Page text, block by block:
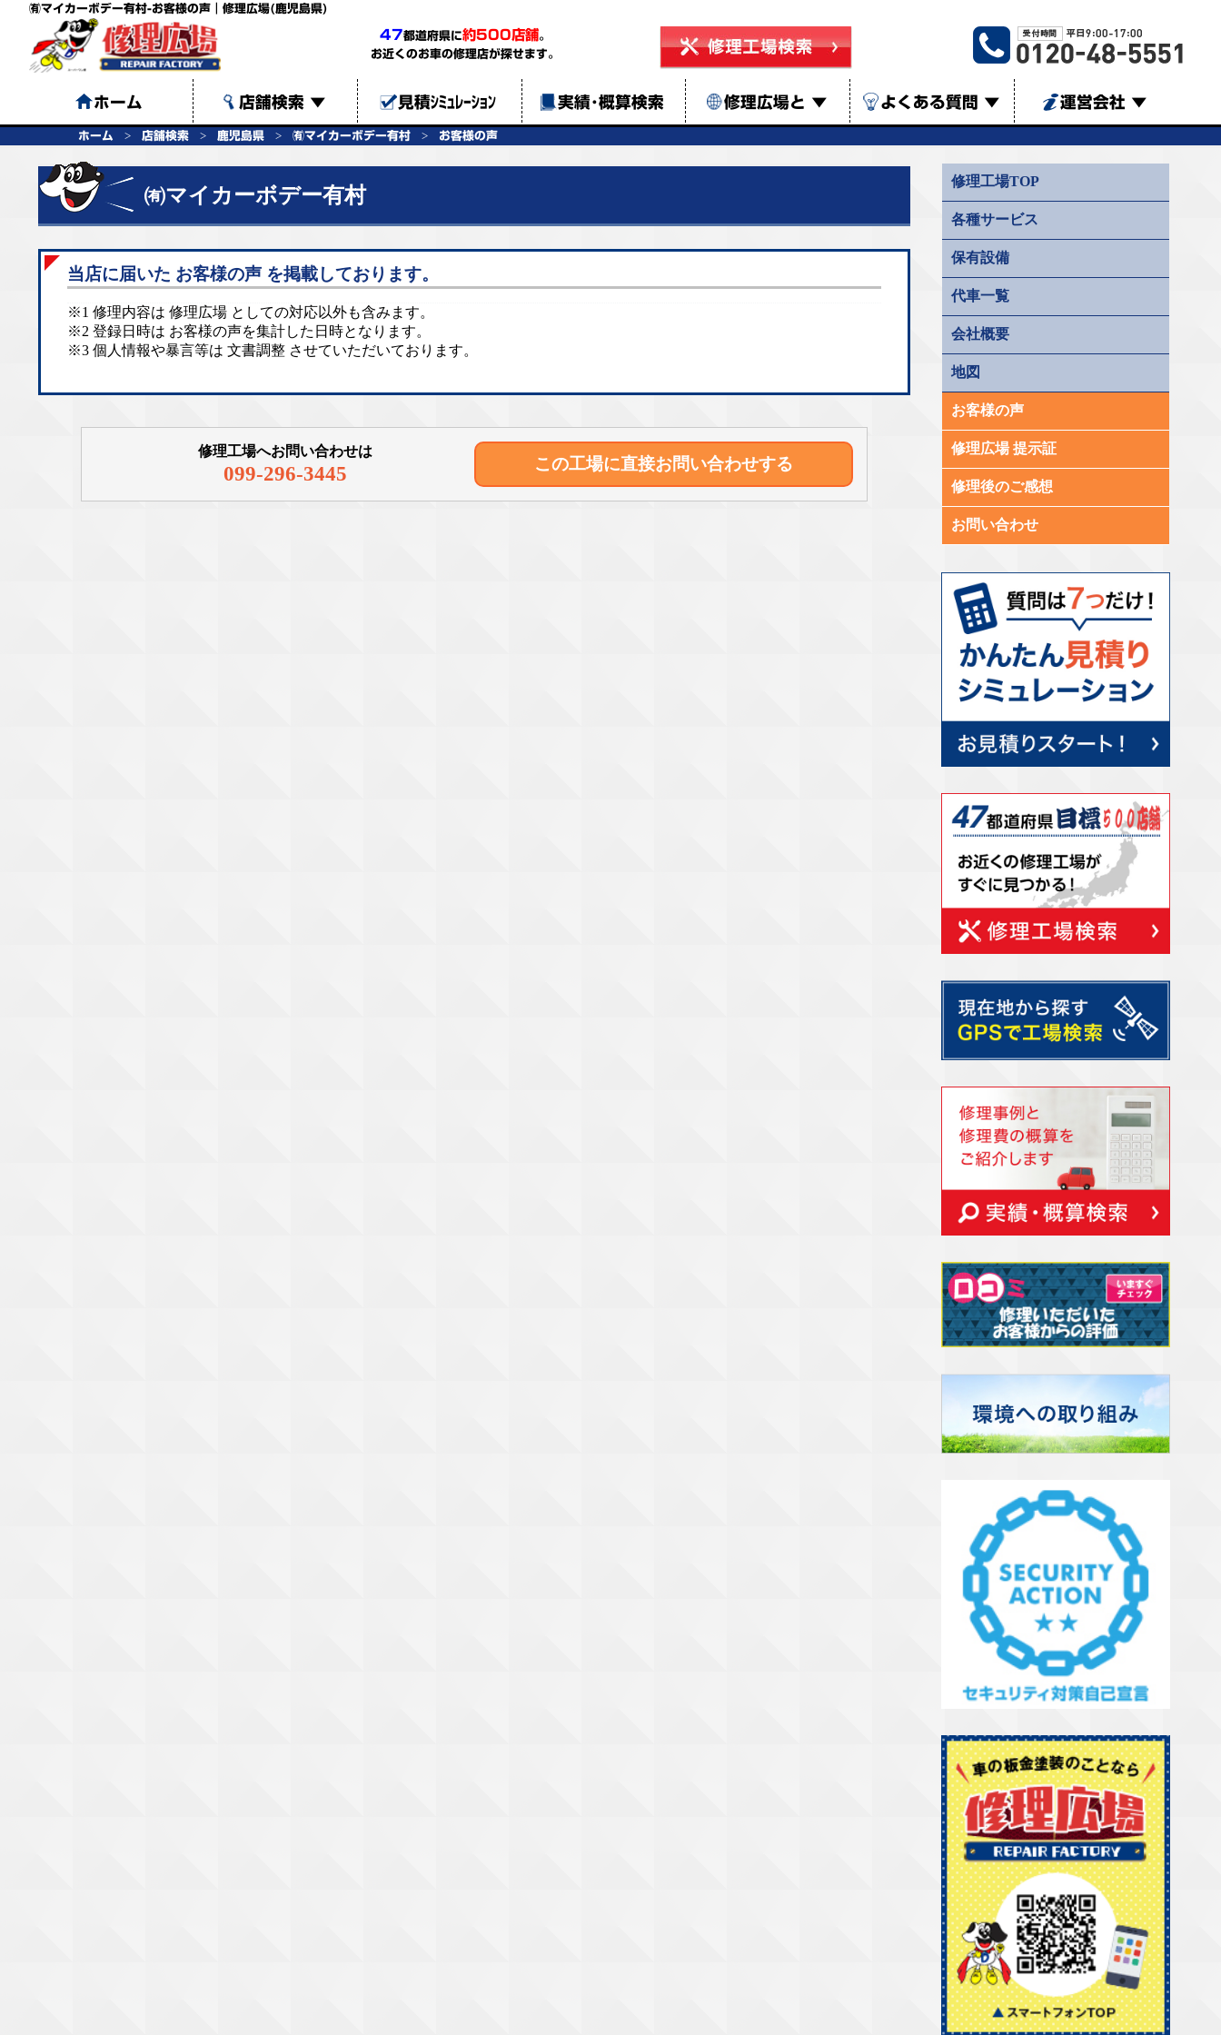
㈲マイカーボデー有村-お客様の声｜修理広場(鹿児島県)
47都道府県に約500店舗。
お近くのお車の修理店が探せます。
ホーム 店舗検索 ▼ 見積ｼﾐｭﾚｰｼｮﾝ 実績･概算検索 修理広場と ▼ よくある質問 ▼ 運営会社 ▼
ホーム 店舗検索 鹿児島県 ㈲マイカーボデー有村 お客様の声
㈲マイカーボデー有村
当店に届いた お客様の声 を掲載しております。
※1 修理内容は 修理広場 としての対応以外も含みます。
※2 登録日時は お客様の声を集計した日時となります。
※3 個人情報や暴言等は 文書調整 させていただいております。
修理工場へお問い合わせは
099-296-3445 この工場に直接お問い合わせする
修理工場TOP
各種サービス
保有設備
代車一覧
会社概要
地図
お客様の声
修理広場 提示証
修理後のご感想
お問い合わせ